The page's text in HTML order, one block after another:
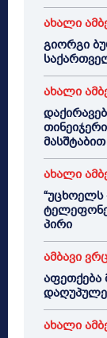
ახალი
გიორგი
ახალი
ახალი
“უცხოელს
პირი
ამბავი
აფეთქება
ახალი